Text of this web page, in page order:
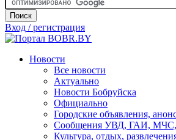
Поиск
Вход / регистрация
Новости
Все новости
Актуально
Новости Бобруйска
Официально
Городские объявления,
Сообщения УВД, ГАИ, МЧС,
Культура, отдых,